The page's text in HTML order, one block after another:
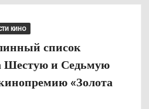
кино
список
Шестую и Седьмую
«Золота